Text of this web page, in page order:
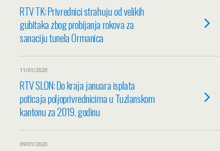
RTV TK: Privrednici strahuju od velikih
gubitaka zbog probijanja rokova za
sanaciju tunela Ormanica
11/01/2020
RTV SLON: Do kraja januara isplata
poticaja poljoprivrednicima u Tuzlanskom
kantonu za 2019. godinu
09/01/2020